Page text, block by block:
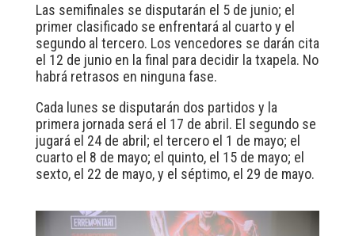
Las semifinales se disputarán el 5 de junio; el
primer clasificado se enfrentará al cuarto y el
segundo al tercero. Los vencedores se darán cita
el 12 de junio en la final para decidir la txapela. No
habrá retrasos en ninguna fase.
Cada lunes se disputarán dos partidos y la
primera jornada será el 17 de abril. El segundo se
jugará el 24 de abril; el tercero el 1 de mayo; el
cuarto el 8 de mayo; el quinto, el 15 de mayo; el
sexto, el 22 de mayo, y el séptimo, el 29 de mayo.